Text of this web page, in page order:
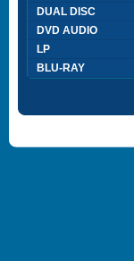
DUAL DISC
DVD AUDIO
LP
BLU-RAY